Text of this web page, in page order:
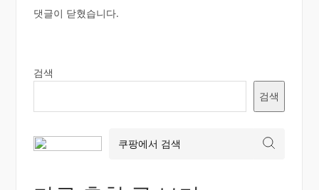
댓글이 닫혔습니다.
검색
검색